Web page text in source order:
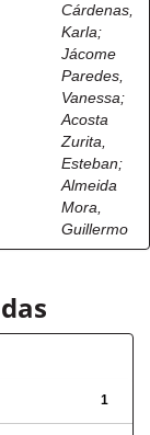
Cárdenas,
Karla;
Jácome
Paredes,
Vanessa;
Acosta
Zurita,
Esteban;
Almeida
Mora,
Guillermo
1